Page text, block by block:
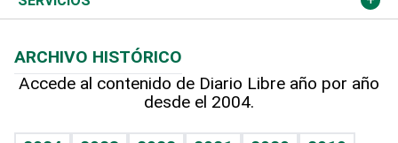
Hablando con el pediatra
Vida y familia
Línea de hit
TBT Deportivo
Hecho en casa
Cumpleaños
ARCHIVO HISTÓRICO
Accede al contenido de Diario Libre año por año
desde el 2004.